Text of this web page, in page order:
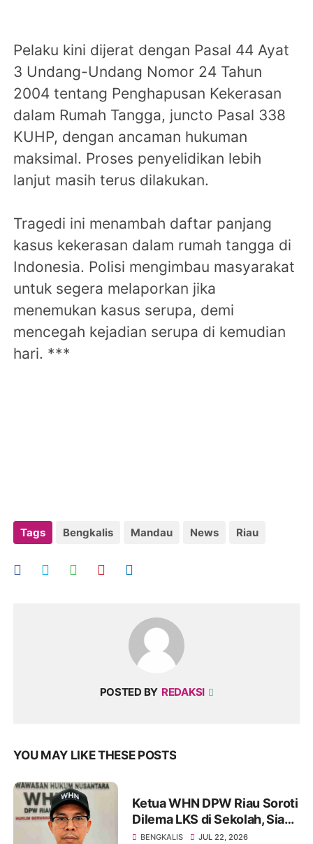
Pelaku kini dijerat dengan Pasal 44 Ayat
3 Undang-Undang Nomor 24 Tahun
2004 tentang Penghapusan Kekerasan
dalam Rumah Tangga, juncto Pasal 338
KUHP, dengan ancaman hukuman
maksimal. Proses penyelidikan lebih
lanjut masih terus dilakukan.
Tragedi ini menambah daftar panjang
kasus kekerasan dalam rumah tangga di
Indonesia. Polisi mengimbau masyarakat
untuk segera melaporkan jika
menemukan kasus serupa, demi
mencegah kejadian serupa di kemudian
hari. ***
Tags Bengkalis Mandau News Riau
POSTED BY REDAKSI
YOU MAY LIKE THESE POSTS
Ketua WHN DPW Riau Soroti
Dilema LKS di Sekolah, Siap
Tindak Lanjuti hingga
BENGKALIS JUL 22, 2026